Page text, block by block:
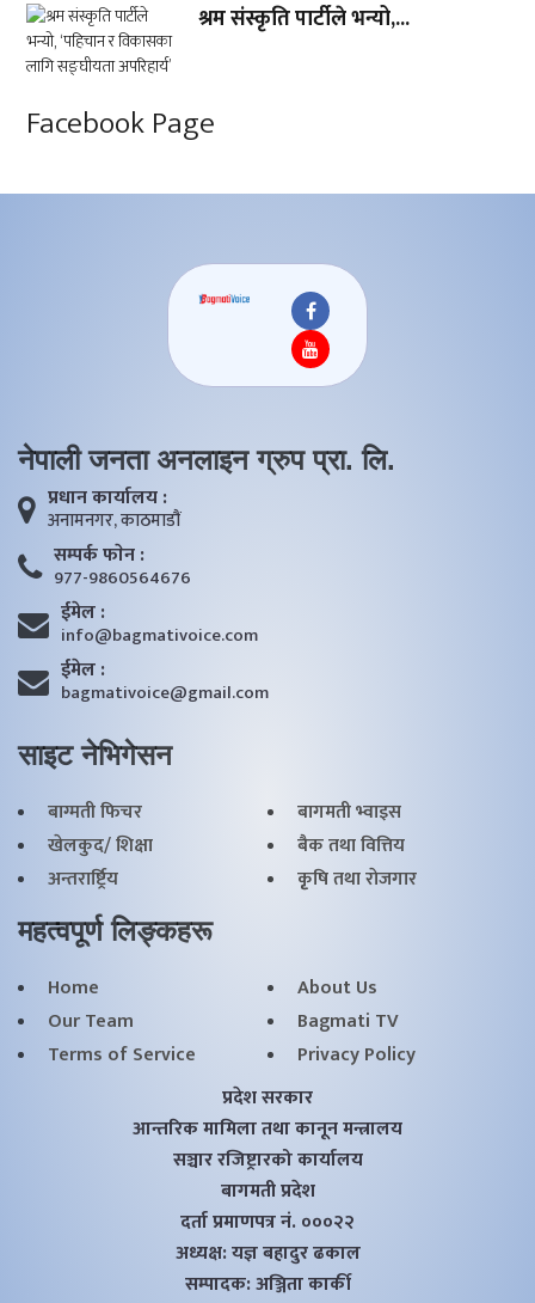
श्रम संस्कृति पार्टीले भन्यो,...
Facebook Page
नेपाली जनता अनलाइन ग्रुप प्रा. लि.
प्रधान कार्यालय :
अनामनगर, काठमाडाैं
सम्पर्क फाेन :
977-9860564676
ईमेल :
info@bagmativoice.com
ईमेल :
bagmativoice@gmail.com
साइट नेभिगेसन
बाग्मती फिचर
बागमती भ्वाइस
खेलकुद/ शिक्षा
बैक तथा वित्तिय
अन्तरार्ष्ट्रिय
कृृषि तथा राेजगार
महत्वपूर्ण लिङ्कहरू
Home
About Us
Our Team
Bagmati TV
Terms of Service
Privacy Policy
प्रदेश सरकार
आन्तरिक मामिला तथा कानून मन्त्रालय
सञ्चार रजिष्ट्रारको कार्यालय
बागमती प्रदेश
दर्ता प्रमाणपत्र नं. ०००२२
अध्यक्ष: यज्ञ बहादुर ढकाल
सम्पादक: अञ्जिता कार्की